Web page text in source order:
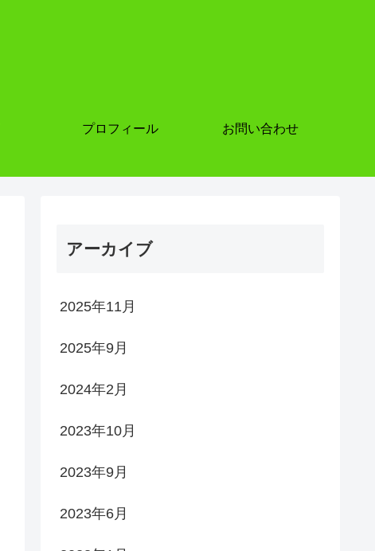
プロフィール お問い合わせ
アーカイブ
2025年11月
2025年9月
2024年2月
2023年10月
2023年9月
2023年6月